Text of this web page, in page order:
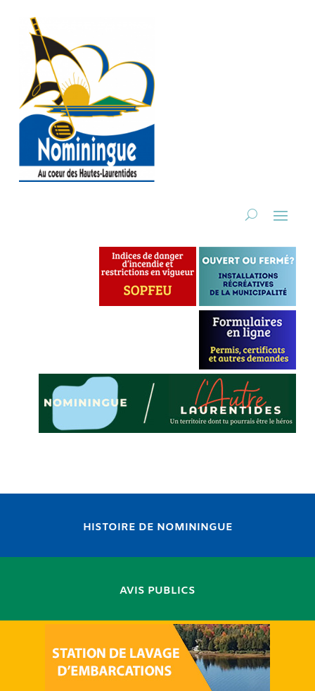
HISTOIRE DE NOMININGUE
AVIS PUBLICS